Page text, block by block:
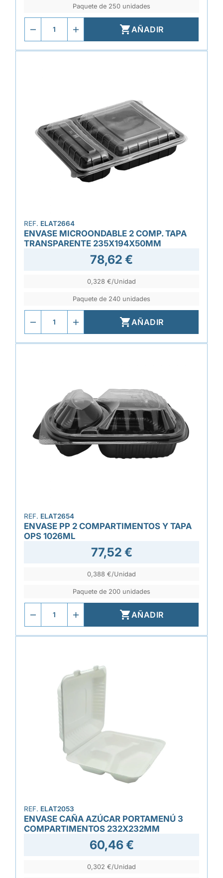
Paquete de 250 unidades
AÑADIR
REF. ELAT2664
ENVASE MICROONDABLE 2 COMP. TAPA
TRANSPARENTE 235X194X50MM
78,62 €
0,328 €/Unidad
Paquete de 240 unidades
AÑADIR
REF. ELAT2654
ENVASE PP 2 COMPARTIMENTOS Y TAPA
OPS 1026ML
77,52 €
0,388 €/Unidad
Paquete de 200 unidades
AÑADIR
REF. ELAT2053
ENVASE CAÑA AZÚCAR PORTAMENÚ 3
COMPARTIMENTOS 232X232MM
60,46 €
0,302 €/Unidad